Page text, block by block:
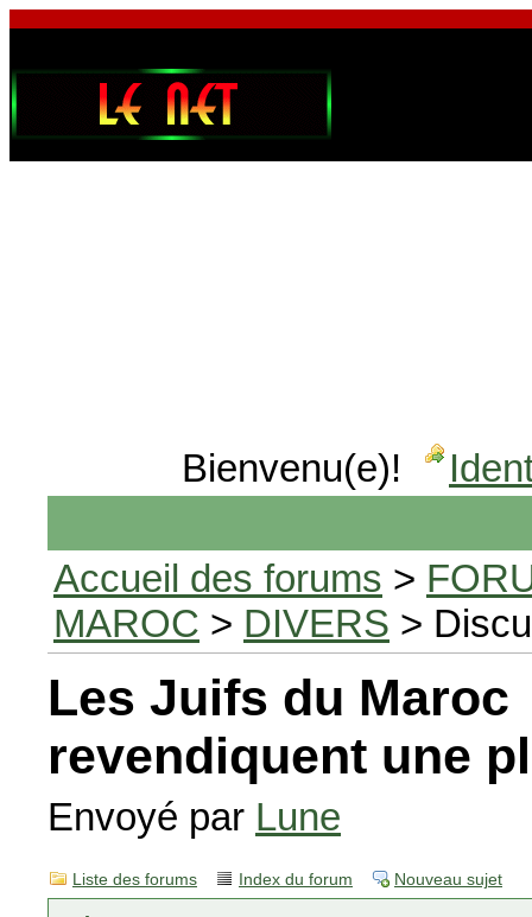
Bienvenu(e)!
Accueil des forums >
MAROC > DIVERS >
Les Juifs du Maroc
revendiquent une
Envoyé par Lune
Liste des forums Index du forum Nouveau sujet